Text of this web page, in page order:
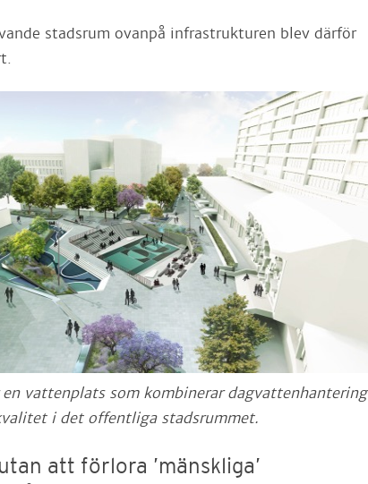
stadsrum ovanpå infrastrukturen blev därför
vattenplats som kombinerar dagvattenhantering
i det offentliga stadsrummet.
att förlora ’mänskliga’